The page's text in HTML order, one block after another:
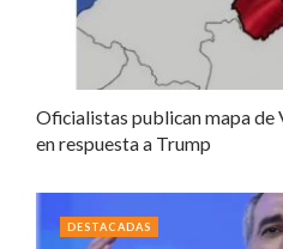
Oficialistas publican mapa de
en respuesta a Trump
DESTACADAS